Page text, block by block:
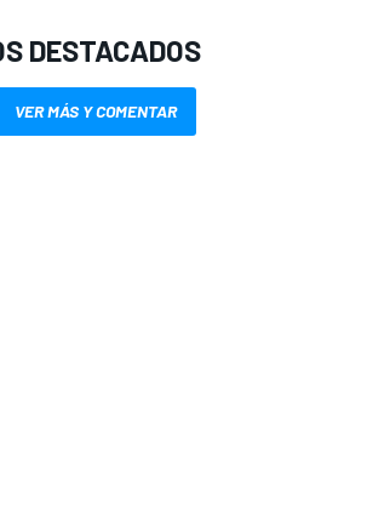
DESTACADOS
VER MÁS Y COMENTAR